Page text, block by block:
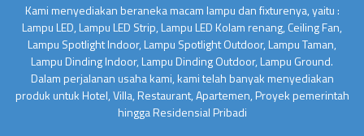
Kami menyediakan beraneka macam lampu dan fixturenya, yaitu :
Lampu LED, Lampu LED Strip, Lampu LED Kolam renang, Ceiling Fan,
Lampu Spotlight Indoor, Lampu Spotlight Outdoor, Lampu Taman,
Lampu Dinding Indoor, Lampu Dinding Outdoor, Lampu Ground.
Dalam perjalanan usaha kami, kami telah banyak menyediakan
produk untuk Hotel, Villa, Restaurant, Apartemen, Proyek pemerintah
hingga Residensial Pribadi